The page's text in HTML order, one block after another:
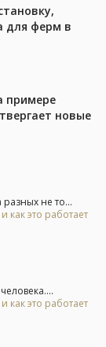
для ферм в
примере
новые
не то...
как это работает
как это работает